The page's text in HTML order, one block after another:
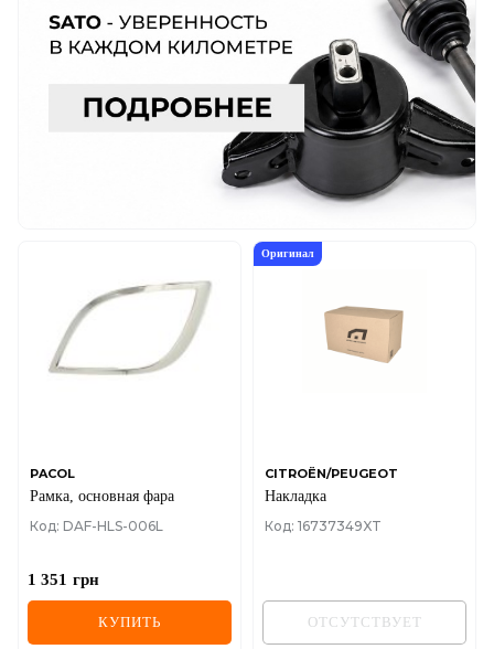
PACOL
Рамка, основная фара
Код: DAF-HLS-006L
1 351 грн
КУПИТЬ
Оригинал
CITROËN/PEUGEOT
Накладка
Код: 16737349XT
ОТСУТСТВУЕТ